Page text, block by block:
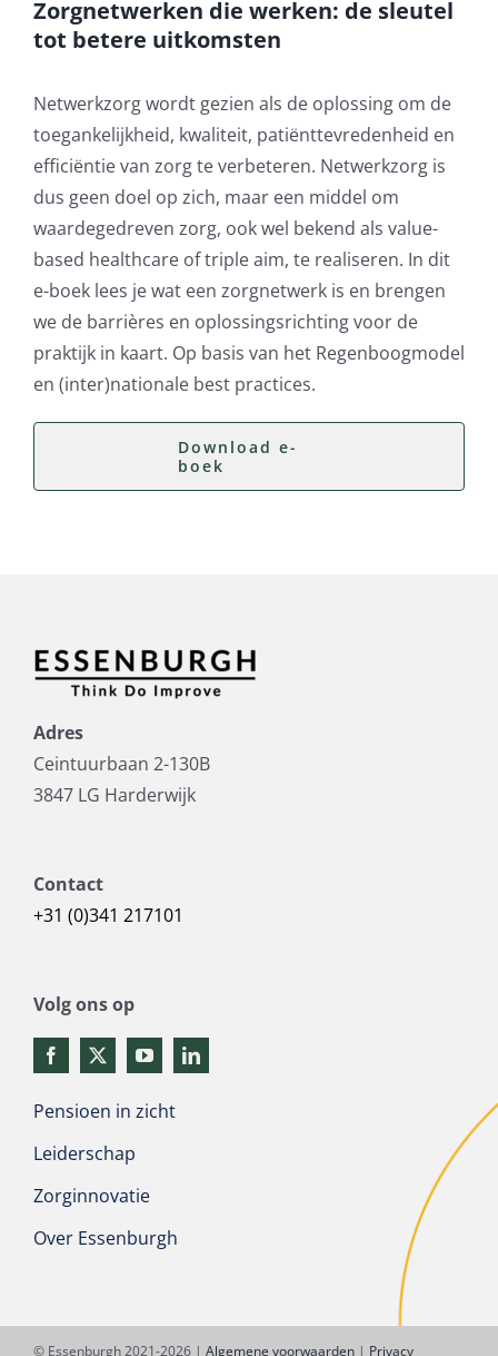
Zorgnetwerken die werken: de sleutel
tot betere uitkomsten
Netwerkzorg wordt gezien als de oplossing om de
toegankelijkheid, kwaliteit, patiënttevredenheid en
efficiëntie van zorg te verbeteren. Netwerkzorg is
dus geen doel op zich, maar een middel om
waardegedreven zorg, ook wel bekend als value-
based healthcare of triple aim, te realiseren. In dit
e-boek lees je wat een zorgnetwerk is en brengen
we de barrières en oplossingsrichting voor de
praktijk in kaart. Op basis van het Regenboogmodel
en (inter)nationale best practices.
Download e-
boek
Adres
Ceintuurbaan 2-130B
3847 LG Harderwijk
Contact
+31 (0)341 217101
Volg ons op
Pensioen in zicht
Leiderschap
Zorginnovatie
Over Essenburgh
© Essenburgh 2021-2026 | Algemene voorwaarden| Privacy